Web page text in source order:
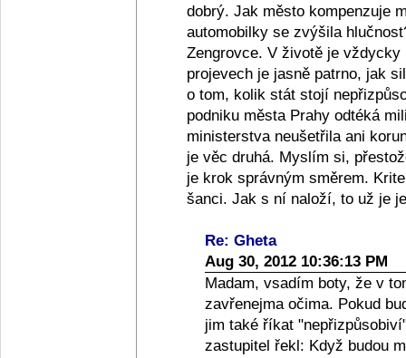
dobrý. Jak město kompenzuje
automobilky se zvýšila
Zengrovce. V životě je vždycky
projevech je jasně patrno, jak
o tom, kolik stát stojí
podniku města Prahy odtéká
ministerstva neušetřila ani
je věc druhá. Myslím si,
je krok správným směrem.
šanci. Jak s ní naloží, to už je
Re: Gheta
Aug 30, 2012 10:36:13 PM
Madam, vsadím boty, že v
zavřenejma očima. Pokud
jim také říkat
zastupitel řekl: Když budou